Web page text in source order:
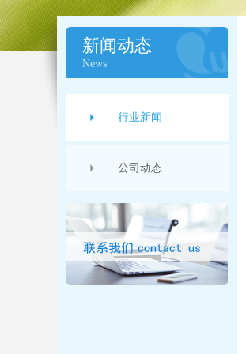
新闻动态
News
行业新闻
公司动态